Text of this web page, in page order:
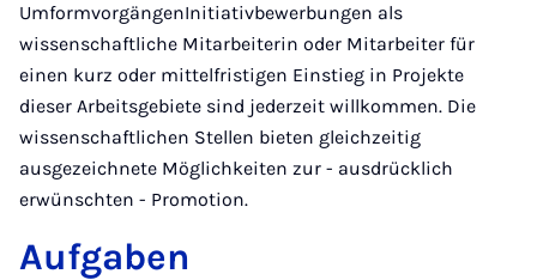
UmformvorgängenInitiativbewerbungen als
wissenschaftliche Mitarbeiterin oder Mitarbeiter für
einen kurz oder mittelfristigen Einstieg in Projekte
dieser Arbeitsgebiete sind jederzeit willkommen. Die
wissenschaftlichen Stellen bieten gleichzeitig
ausgezeichnete Möglichkeiten zur - ausdrücklich
erwünschten - Promotion.
Aufgaben